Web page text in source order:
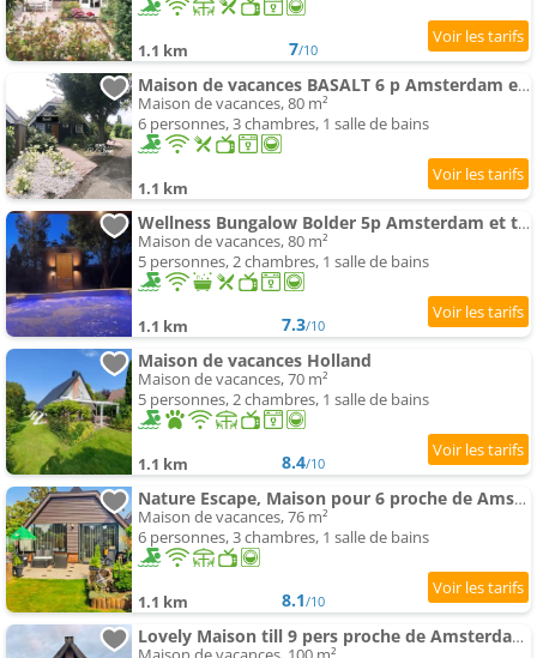
1.1 km 7/10
Maison de vacances BASALT 6 p Amsterdam et the plage
Maison de vacances, 80 m²
6 personnes, 3 chambres, 1 salle de bains
1.1 km
Wellness Bungalow Bolder 5p Amsterdam et the plage
Maison de vacances, 80 m²
5 personnes, 2 chambres, 1 salle de bains
1.1 km 7.3/10
Maison de vacances Holland
Maison de vacances, 70 m²
5 personnes, 2 chambres, 1 salle de bains
1.1 km 8.4/10
Nature Escape, Maison pour 6 proche de Amsterdam & Sea
Maison de vacances, 76 m²
6 personnes, 3 chambres, 1 salle de bains
1.1 km 8.1/10
Lovely Maison till 9 pers proche de Amsterdam et the sea